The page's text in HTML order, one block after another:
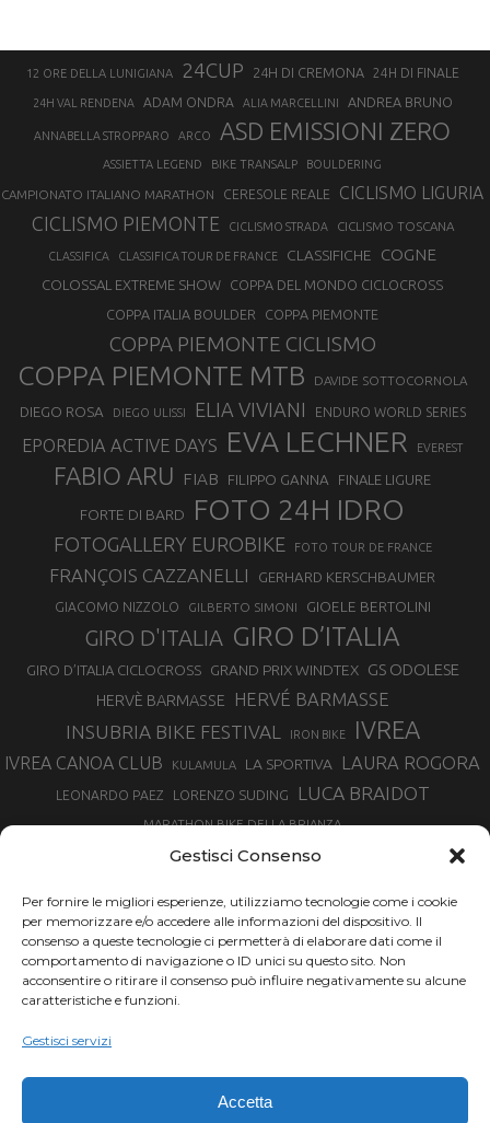
Gestisci Consenso
Per fornire le migliori esperienze, utilizziamo tecnologie come i cookie
per memorizzare e/o accedere alle informazioni del dispositivo. Il
consenso a queste tecnologie ci permetterà di elaborare dati come il
comportamento di navigazione o ID unici su questo sito. Non
acconsentire o ritirare il consenso può influire negativamente su alcune
caratteristiche e funzioni.
Gestisci servizi
Accetta
12 ORE DELLA LUNIGIANA 24CUP 24H DI CREMONA 24H DI FINALE
24H VAL RENDENA ADAM ONDRA ALIA MARCELLINI ANDREA BRUNO
ANNABELLA STROPPARO ARCO ASD EMISSIONI ZERO
ASSIETTA LEGEND BIKE TRANSALP BOULDERING
CAMPIONATO ITALIANO MARATHON CERESOLE REALE CICLISMO LIGURIA
CICLISMO PIEMONTE CICLISMO STRADA CICLISMO TOSCANA
CLASSIFICA CLASSIFICA TOUR DE FRANCE CLASSIFICHE COGNE
COLOSSAL EXTREME SHOW
COPPA DEL MONDO CICLOCROSS
COPPA ITALIA BOULDER
COPPA PIEMONTE
COPPA PIEMONTE CICLISMO
COPPA PIEMONTE MTB DAVIDE SOTTOCORNOLA
DIEGO ROSA DIEGO ULISSI ELIA VIVIANI ENDURO WORLD SERIES
EPOREDIA ACTIVE DAYS EVA LECHNER EVEREST
FABIO ARU FIAB FILIPPO GANNA FINALE LIGURE
FORTE DI BARD FOTO 24H IDRO
FOTOGALLERY EUROBIKE FOTO TOUR DE FRANCE
FRANÇOIS CAZZANELLI GERHARD KERSCHBAUMER
GIACOMO NIZZOLO GILBERTO SIMONI GIOELE BERTOLINI
GIRO D'ITALIA GIRO D’ITALIA
GIRO D’ITALIA CICLOCROSS GRAND PRIX WINDTEX GS ODOLESE
HERVÈ BARMASSE
HERVÉ BARMASSE
INSUBRIA BIKE FESTIVAL
IRON BIKE IVREA
IVREA CANOA CLUB KULAMULA LA SPORTIVA LAURA ROGORA
LEONARDO PAEZ LORENZO SUDING LUCA BRAIDOT
MARATHON BIKE DELLA BRIANZA
MARCO AURELIO FONTANA
MARTINO FRUET MATHIEU VAN DER POEL MATTEO TRENTIN MIKE FELDERER
MIRKO CELESTINO NIBALI
NINO SCHURTER
PARCO NAZIONALE GRAN PARADISO
PROMENADO BIKE
SIMONE MORO
TOUR DE FRANCE